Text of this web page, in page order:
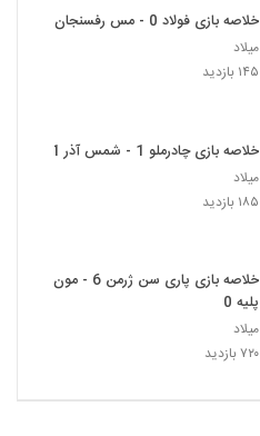
خلاصه بازی فولاد 0 - مس رفسنجان 0
میلاد
۱۴۵ بازدید
خلاصه بازی چادرملو 1 - شمس آذر 1
میلاد
۱۸۵ بازدید
خلاصه بازی پاری سن ژرمن 6 - مون
پلیه 0
میلاد
۷۲۰ بازدید